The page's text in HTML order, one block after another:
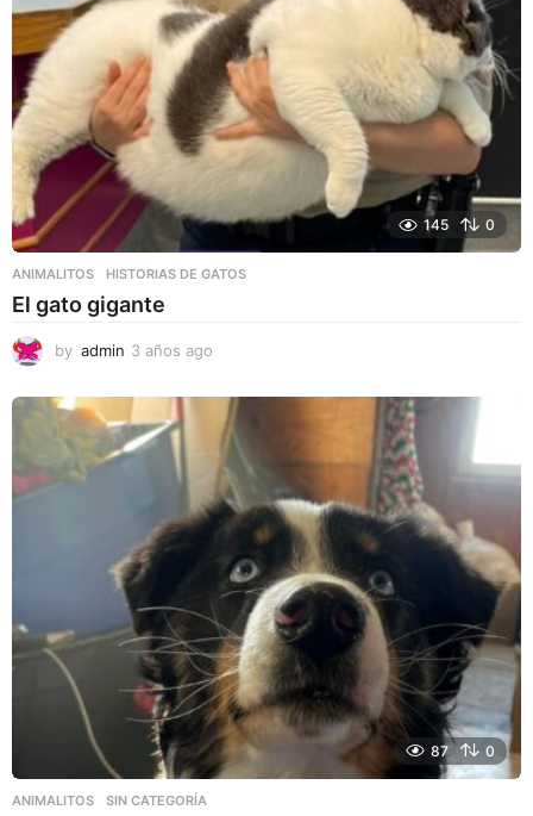
145 0
ANIMALITOS HISTORIAS DE GATOS
El gato gigante
by admin 3 años ago
ñ
a
g
o
87 0
ANIMALITOS ,SIN CATEGORÍA